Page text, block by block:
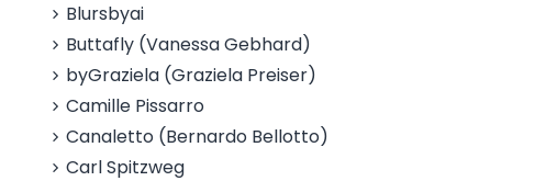
Blursbyai
Buttafly (Vanessa Gebhard)
byGraziela (Graziela Preiser)
Camille Pissarro
Canaletto (Bernardo Bellotto)
Carl Spitzweg